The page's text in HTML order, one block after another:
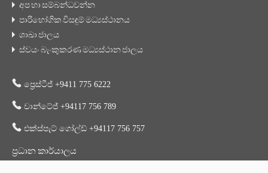
අප හා සම්බන්ධවන්න
පාරිභෝගික විසඳුම් මධ්‍යස්ථානය
ශාඛා ජාලය
ස්වයං බැංකුකරණ මධ්‍යස්ථාන ජාලය
ප්‍රෙස්ටීජ් +9411 775 6222
වාන්ටේජ් +94117 756 789
එක්ස්පැට් ගෝල්ඩ් +94117 756 757
ප්‍රධාන කාර්යාලය